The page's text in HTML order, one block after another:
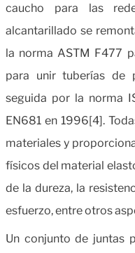
caucho para las
alcantarillado se
la norma ASTM F477
para unir tuberías de
seguida por la norma
EN681 en 1996[4].
materiales y
físicos del material
de la dureza, la
esfuerzo, entre otros
Un conjunto de juntas